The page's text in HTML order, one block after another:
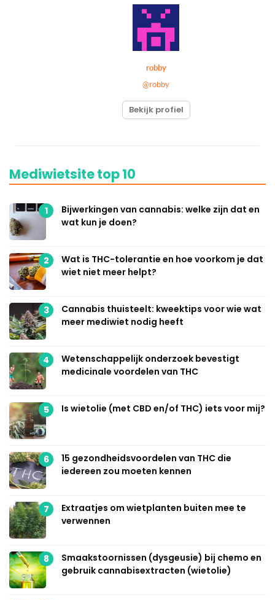
robby
@robby
Bekijk profiel
Mediwietsite top 10
1
Bijwerkingen van cannabis: welke zijn dat en
wat kun je doen?
2
Wat is THC-tolerantie en hoe voorkom je dat
wiet niet meer helpt?
3
Cannabis thuisteelt: kweektips voor wie wat
meer mediwiet nodig heeft
4
Wetenschappelijk onderzoek bevestigt
medicinale voordelen van THC
5 Is wietolie (met CBD en/of THC) iets voor mij?
6
15 gezondheidsvoordelen van THC die
iedereen zou moeten kennen
7
Extraatjes om wietplanten buiten mee te
verwennen
8
Smaakstoornissen (dysgeusie) bij chemo en
gebruik cannabisextracten (wietolie)